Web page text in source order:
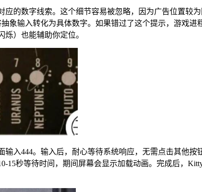
的数字线索。这个细节容易被忽略，因为广告位置较
象输入转化为具体数字。如果错过了这个提示，游戏
）也能辅助你定位。
入444。输入后，耐心等待系统响应，无需点击其他
15秒等待时间，期间屏幕会显示加载动画。完成后，